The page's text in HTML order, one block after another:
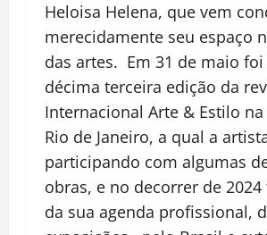
Heloisa Helena, que vem
merecidamente seu espaço
das artes. Em 31 de maio foi
décima terceira edição da
Internacional Arte & Estilo
Rio de Janeiro, a qual a
participando com algumas
obras, e no decorrer de
da sua agenda profissional,